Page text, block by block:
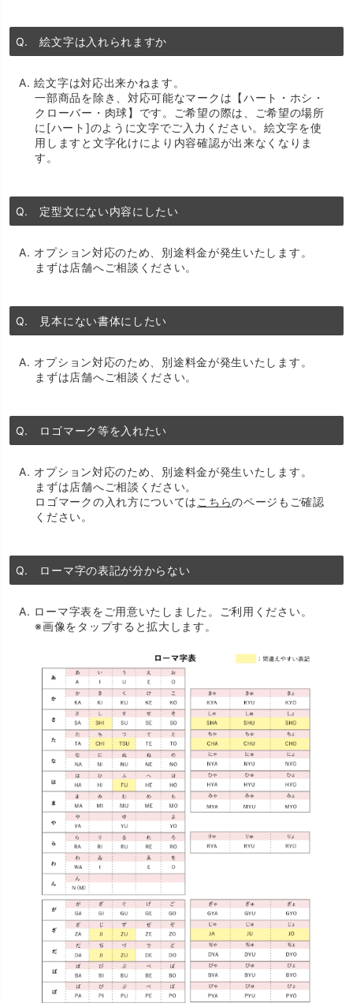
Q. 絵文字は入れられますか
A. 絵文字は対応出来かねます。
一部商品を除き、対応可能なマークは【ハート・ホシ・
クローバー・肉球】です。ご希望の際は、ご希望の場所
に[ハート]のように文字でご入力ください。絵文字を使
用しますと文字化けにより内容確認が出来なくなりま
す。
Q. 定型文にない内容にしたい
A. オプション対応のため、別途料金が発生いたします。
まずは店舗へご相談ください。
Q. 見本にない書体にしたい
A. オプション対応のため、別途料金が発生いたします。
まずは店舗へご相談ください。
Q. ロゴマーク等を入れたい
A. オプション対応のため、別途料金が発生いたします。
まずは店舗へご相談ください。
ロゴマークの入れ方については こちらのページもご確認
ください。
Q. ローマ字の表記が分からない
A. ローマ字表をご用意いたしました。ご利用ください。
※画像をタップすると拡大します。